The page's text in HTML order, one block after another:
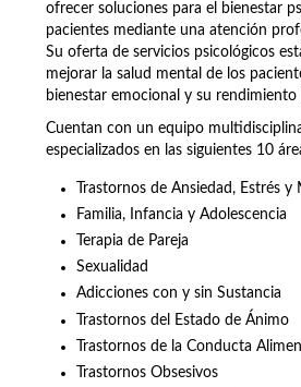
ofrecer soluciones para el bienestar
pacientes mediante una atención
Su oferta de servicios psicológicos
mejorar la salud mental de los
bienestar emocional y su
Cuentan con un equipo
especializados en las siguientes 10
Trastornos de Ansiedad, Estrés
Familia, Infancia y Adolescencia
Terapia de Pareja
Sexualidad
Adicciones con y sin Sustancia
Trastornos del Estado de Ánimo
Trastornos de la Conducta
Trastornos Obsesivos